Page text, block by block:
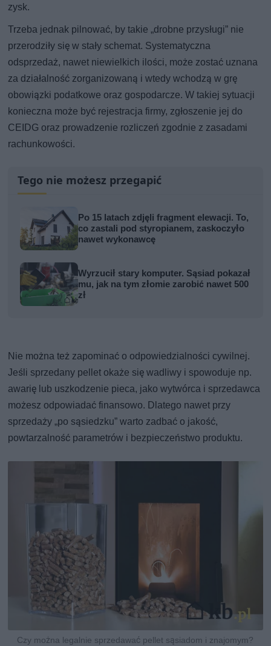
zysk.
Trzeba jednak pilnować, by takie „drobne przysługi” nie
przerodziły się w stały schemat. Systematyczna
odsprzedaż, nawet niewielkich ilości, może zostać uznana
za działalność zorganizowaną i wtedy wchodzą w grę
obowiązki podatkowe oraz gospodarcze. W takiej sytuacji
konieczna może być rejestracja firmy, zgłoszenie jej do
CEIDG oraz prowadzenie rozliczeń zgodnie z zasadami
rachunkowości.
Tego nie możesz przegapić
Po 15 latach zdjęli fragment elewacji. To,
co zastali pod styropianem, zaskoczyło
nawet wykonawcę
Wyrzucił stary komputer. Sąsiad pokazał
mu, jak na tym złomie zarobić nawet 500
zł
Nie można też zapominać o odpowiedzialności cywilnej.
Jeśli sprzedany pellet okaże się wadliwy i spowoduje np.
awarię lub uszkodzenie pieca, jako wytwórca i sprzedawca
możesz odpowiadać finansowo. Dlatego nawet przy
sprzedaży „po sąsiedzku” warto zadbać o jakość,
powtarzalność parametrów i bezpieczeństwo produktu.
Czy można legalnie sprzedawać pellet sąsiadom i znajomym?